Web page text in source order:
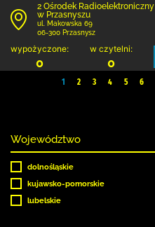
2 Ośrodek Radioelektroniczny
w Przasnyszu
ul. Makowska 69
06-300 Przasnysz
wypożyczone:
0
w czytelni:
0
1 2 3 4 5 6
Województwo
dolnośląskie
kujawsko-pomorskie
lubelskie